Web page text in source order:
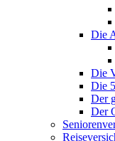
Die
Die
Die
Der
Der